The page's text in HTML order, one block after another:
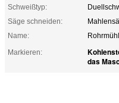
Schweißtyp:
Säge schneiden:
Name:
Markieren:
das